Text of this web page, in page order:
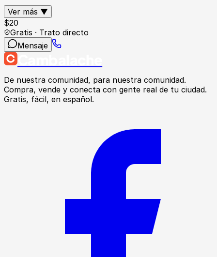
Ver más ▼
$20
Gratis · Trato directo
Mensaje
De nuestra comunidad, para nuestra comunidad.
Compra, vende y conecta con gente real de tu ciudad.
Gratis, fácil, en español.